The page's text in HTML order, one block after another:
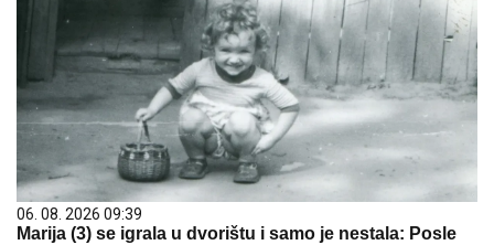
06. 08. 2026 09:39
Marija (3) se igrala u dvorištu i samo je nestala: Posle